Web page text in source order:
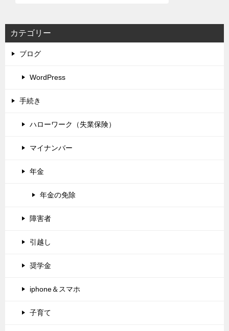
カテゴリー
ブログ
WordPress
手続き
ハローワーク（失業保険）
マイナンバー
年金
年金の免除
障害者
引越し
奨学金
iphone＆スマホ
子育て